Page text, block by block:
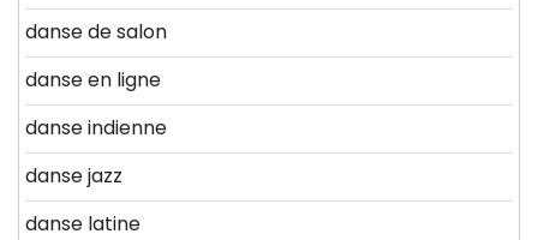
danse de salon
danse en ligne
danse indienne
danse jazz
danse latine